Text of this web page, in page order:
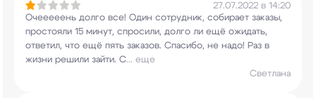
27.07.2022 в 14:20
Очееееень долго все! Один сотрудник, собирает заказы,
простояли 15 минут, спросили, долго ли ещё ожидать,
ответил, что ещё пять заказов. Спасибо, не надо! Раз в
жизни решили зайти. С... еще
Светлана